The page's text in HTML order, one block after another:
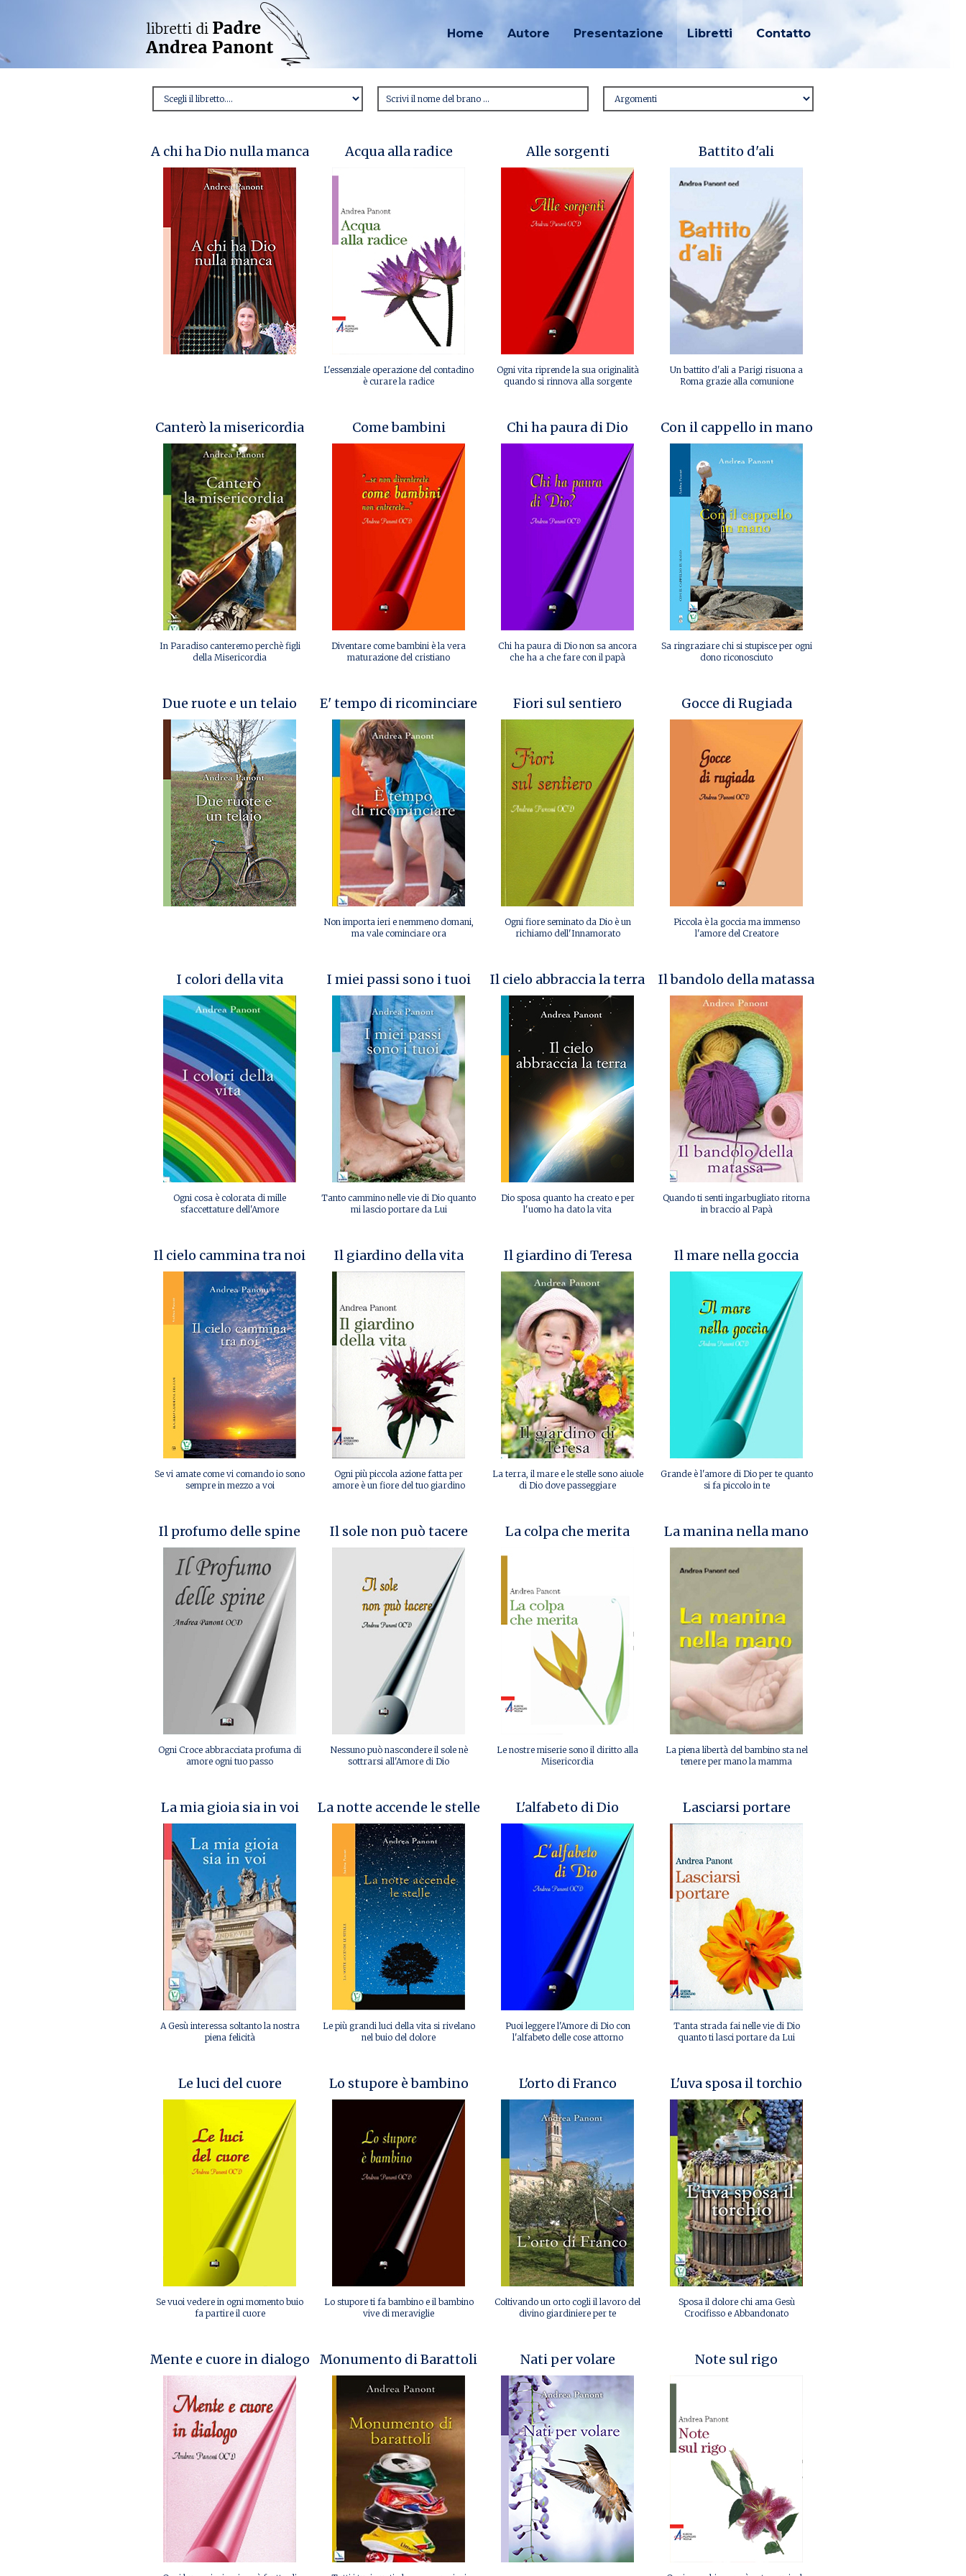
Home Autore Presentazione Libretti Contatto
A chi ha Dio nulla manca Acqua alla radice
L'essenziale operazione del contadino
è curare la radice
Alle sorgenti
Ogni vita riprende la sua originalità
quando si rinnova alla sorgente
Battito d'ali
Un battito d'ali a Parigi risuona a
Roma grazie alla comunione
Canterò la misericordia
In Paradiso canteremo perchè figli
della Misericordia
Come bambini
Diventare come bambini è la vera
maturazione del cristiano
Chi ha paura di Dio
Chi ha paura di Dio non sa ancora
che ha a che fare con il papà
Con il cappello in mano
Sa ringraziare chi si stupisce per ogni
dono riconosciuto
Due ruote e un telaio E' tempo di ricominciare
Non importa ieri e nemmeno domani,
ma vale cominciare ora
Fiori sul sentiero
Ogni fiore seminato da Dio è un
richiamo dell'Innamorato
Gocce di Rugiada
Piccola è la goccia ma immenso
l'amore del Creatore
I colori della vita
Ogni cosa è colorata di mille
sfaccettature dell'Amore
I miei passi sono i tuoi
Tanto cammino nelle vie di Dio quanto
mi lascio portare da Lui
Il cielo abbraccia la terra
Dio sposa quanto ha creato e per
l'uomo ha dato la vita
Il bandolo della matassa
Quando ti senti ingarbugliato ritorna
in braccio al Papà
Il cielo cammina tra noi
Se vi amate come vi comando io sono
sempre in mezzo a voi
Il giardino della vita
Ogni più piccola azione fatta per
amore è un fiore del tuo giardino
Il giardino di Teresa
La terra, il mare e le stelle sono aiuole
di Dio dove passeggiare
Il mare nella goccia
Grande è l'amore di Dio per te quanto
si fa piccolo in te
Il profumo delle spine
Ogni Croce abbracciata profuma di
amore ogni tuo passo
Il sole non può tacere
Nessuno può nascondere il sole nè
sottrarsi all'Amore di Dio
La colpa che merita
Le nostre miserie sono il diritto alla
Misericordia
La manina nella mano
La piena libertà del bambino sta nel
tenere per mano la mamma
La mia gioia sia in voi
A Gesù interessa soltanto la nostra
piena felicità
La notte accende le stelle
Le più grandi luci della vita si rivelano
nel buio del dolore
L'alfabeto di Dio
Puoi leggere l'Amore di Dio con
l'alfabeto delle cose attorno
Lasciarsi portare
Tanta strada fai nelle vie di Dio
quanto ti lasci portare da Lui
Le luci del cuore
Se vuoi vedere in ogni momento buio
fa partire il cuore
Lo stupore è bambino
Lo stupore ti fa bambino e il bambino
vive di meraviglie
L'orto di Franco
Coltivando un orto cogli il lavoro del
divino giardiniere per te
L'uva sposa il torchio
Sposa il dolore chi ama Gesù
Crocifisso e Abbandonato
Mente e cuore in dialogo Monumento di Barattoli Nati per volare Note sul rigo